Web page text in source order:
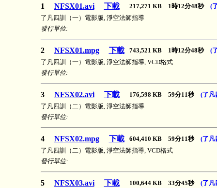
1 NFSX01.avi 下載 217,271 KB 1時12分48秒 (
了凡四訓（一）電影版, 淨空法師指導
發行單位:
2 NFSX01.mpg 下載 743,521 KB 1時12分48秒 (
了凡四訓（一）電影版, 淨空法師指導, VCD格式
發行單位:
3 NFSX02.avi 下載 176,598 KB 59分11秒 (了凡
了凡四訓（二）電影版, 淨空法師指導
發行單位:
4 NFSX02.mpg 下載 604,410 KB 59分11秒 (了凡
了凡四訓（二）電影版, 淨空法師指導, VCD格式
發行單位:
5 NFSX03.avi 下載 100,644 KB 33分45秒 (了凡